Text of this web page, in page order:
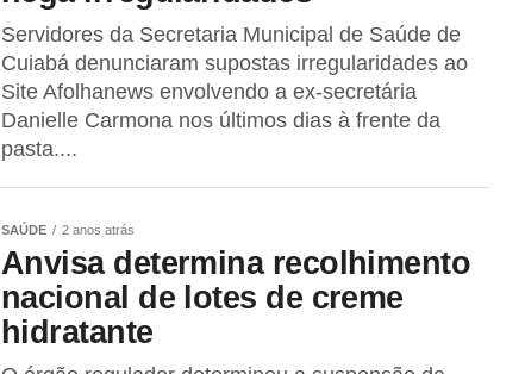
Servidores da Secretaria Municipal de Saúde de
Cuiabá denunciaram supostas irregularidades ao
Site Afolhanews envolvendo a ex-secretária
Danielle Carmona nos últimos dias à frente da
pasta....
SAÚDE 2 anos atrás
Anvisa determina recolhimento
nacional de lotes de creme
hidratante